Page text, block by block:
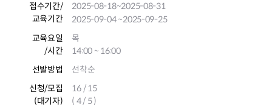
접수기간/
교육기간
2025-08-18~2025-08-31
2025-09-04~2025-09-25
교육요일
/시간
목
14:00 ~ 16:00
선발방법
선착순
신청/모집
(대기자)
16 / 15
( 4 / 5 )